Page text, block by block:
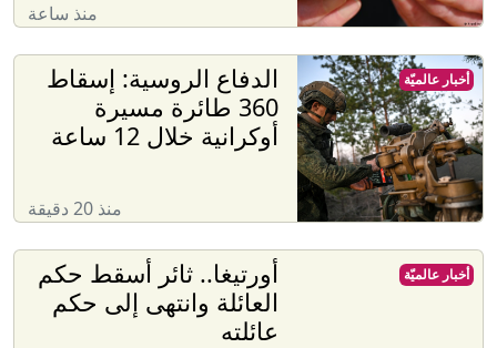
منذ ساعة
الدفاع الروسية: إسقاط
360 طائرة مسيرة
أوكرانية خلال 12 ساعة
منذ 20 دقيقة
أخبار عالميّة
أورتيغا.. ثائر أسقط حكم
العائلة وانتهى إلى حكم
عائلته
أخبار عالميّة